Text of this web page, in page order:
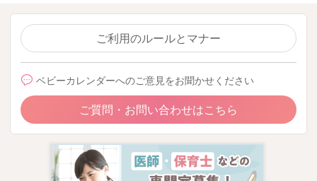
ご利用のルールとマナー
ベビーカレンダーへのご意見をお聞かせください
ご質問・お問い合わせはこちら